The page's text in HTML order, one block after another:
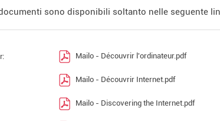
sono disponibili soltanto nelle seguente
Mailo - Découvrir l'ordinateur.pdf
Mailo - Découvrir Internet.pdf
Mailo - Discovering the Internet.pdf